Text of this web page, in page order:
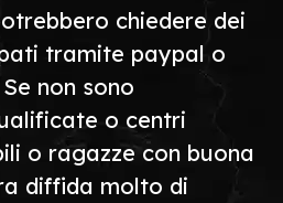
chiedere dei
tramite paypal o
non sono
o centri
o ragazze con buona
diffida molto di